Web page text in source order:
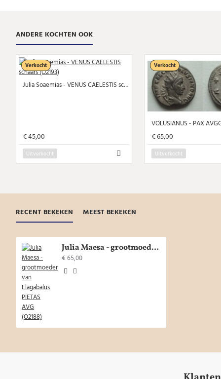
ANDERE KOCHTEN OOK
Verkocht
Julia Soaemias - VENUS CAELESTIS schaars (O2193)
€ 45,00
Uitverkocht
Verkocht
€ 65,00
Uitverkocht
RECENT BEKEKEN MEEST BEKEKEN
Julia Maesa - grootmoeder van Elagabalus PIETAS AVG (O2188)
€ 65,00